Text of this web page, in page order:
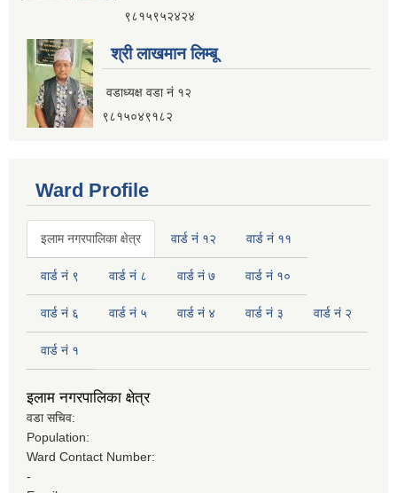
९८१५९५२४२४
श्री लाखमान लिम्बू
वडाध्यक्ष वडा नं १२
९८१५०४९१८२
Ward Profile
इलाम नगरपालिका क्षेत्र वार्ड नं १२ वार्ड नं ११
वार्ड नं ९ वार्ड नं ८ वार्ड नं ७ वार्ड नं १०
वार्ड नं ६ वार्ड नं ५ वार्ड नं ४ वार्ड नं ३ वार्ड नं २
वार्ड नं १
इलाम नगरपालिका क्षेत्र
वडा सचिव:
Population:
Ward Contact Number:
-